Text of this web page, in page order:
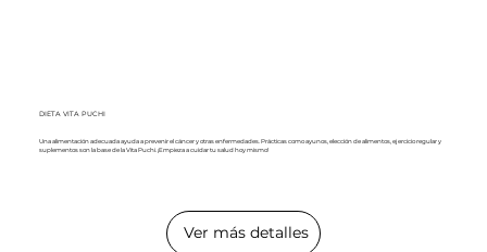
DIETA VITA PUCHI
Una alimentación adecuada ayuda a prevenir el cáncer y otras enfermedades. Prácticas como ayunos, elección de alimentos, ejercicio regular y
suplementos son la base de la Vita Puchi. ¡Empieza a cuidar tu salud hoy mismo!
Ver más detalles